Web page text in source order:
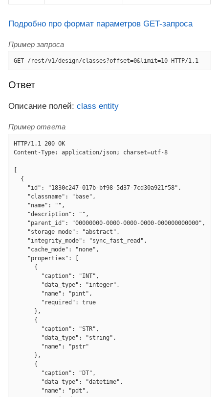
Подробно про формат параметров GET-запроса
Пример запроса
GET /rest/v1/design/classes?offset=0&limit=10 HTTP/1.1
Ответ
Описание полей: class entity
Пример ответа
HTTP/1.1 200 OK
Content-Type: application/json; charset=utf-8
[
  {
    "id": "1830c247-017b-bf98-5d37-7cd30a921f58",
    "classname": "base",
    "name": "",
    "description": "",
    "parent_id": "00000000-0000-0000-0000-000000000000",
    "storage_mode": "abstract",
    "integrity_mode": "sync_fast_read",
    "cache_mode": "none",
    "properties": [
      {
        "caption": "INT",
        "data_type": "integer",
        "name": "pint",
        "required": true
      },
      {
        "caption": "STR",
        "data_type": "string",
        "name": "pstr"
      },
      {
        "caption": "DT",
        "data_type": "datetime",
        "name": "pdt",